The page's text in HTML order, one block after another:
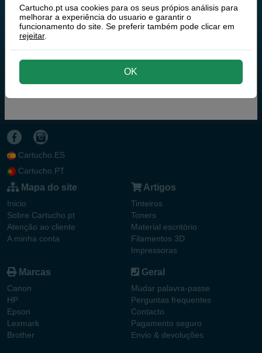
130 ml(0,94 € por ml)
PVP 134,75 € 122,50 € 99,59 € iva ex
Cartucho.ES
Cartucho.PT
Mapa do site
Inicio
Sobre Cartucho.pt
Atenção ao cliente
A minha conta
Artigos
Tinteiros
Toners
Material escritório
Filamentos 3D
Impressoras
Marcas
Canon
HP
Epson
Lexmark
Brother
Geral
Mudar palavra-passe
Perguntas frequentes
Contacto
Pagamento seguro
Envio & devoluções
Cartucho.pt usa cookies para os seus própios análisis para
melhorar a experiência do usuario e garantir o
funcionamento do site. Se preferir também pode clicar em
rejeitar.
OK